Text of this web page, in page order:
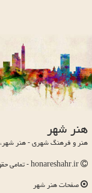
هنر شهر
هنر و فرهنگ شهری - هنر
صفحات هنر شهر